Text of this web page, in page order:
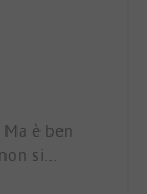
è ben
si